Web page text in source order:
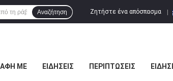
Ζητήστε ένα απόσπασμα
Αναζήτηση
ΜΕ ΕΙΔΉΣΕΙΣ ΠΕΡΙΠΤΏΣΕΙΣ